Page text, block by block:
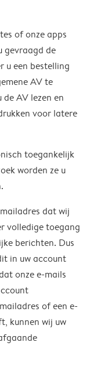
of onze apps
gevraagd de
u een bestelling
AV te
AV lezen en
voor latere
toegankelijk
worden ze u
dat wij
volledige toegang
berichten. Dus
in uw account
onze e-mails
of een e-
kunnen wij uw